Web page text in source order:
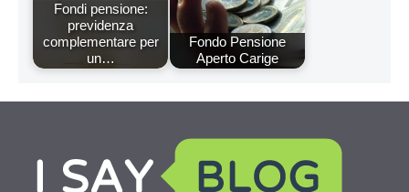
Fondi pensione:
previdenza
complementare per
un…
Fondo Pensione
Aperto Carige